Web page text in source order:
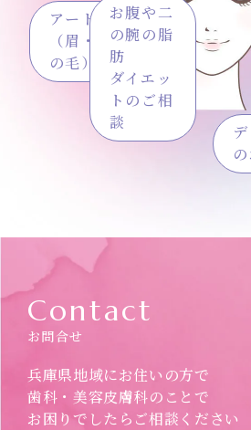
アートメイク
（眉・唇・髪
の毛）
お腹や二
の腕の脂
肪
ダイエッ
トのご相
談
Contact
お問合せ
兵庫県地域にお住いの方で
歯科・美容皮膚科のことで
お困りでしたら ご相談ください